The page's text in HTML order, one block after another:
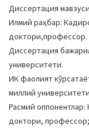
Диссертация
Илмий раҳбар:
доктори,профессор.
Диссертация
университети.
ИК фаолият
миллий
Расмий
доктори,